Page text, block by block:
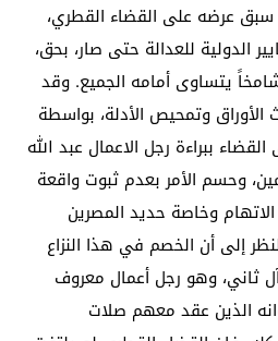
سبق عرضه على القضاء القطري،
الدولية للعدالة حتى صار، بحق،
يتساوى أمامه الجميع. وقد
وتمحيص الأدلة، بواسطة
القضاء ببراءة رجل الاعمال عبد الله
وحسم الأمر بعدم ثبوت واقعة
وخاصة حديد المصرين
إلى أن الخصم في هذا النزاع
ثاني، وهو رجل أعمال معروف
الذين عقد معهم صلات